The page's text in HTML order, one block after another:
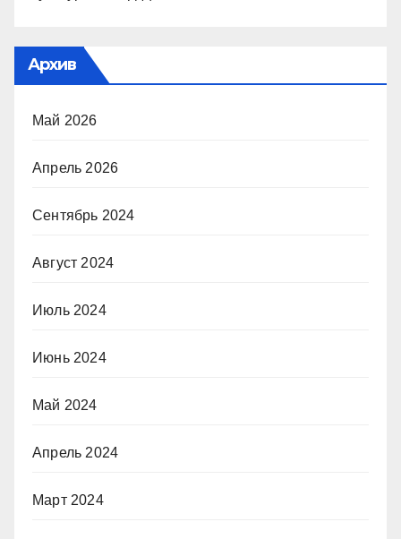
Архив
Май 2026
Апрель 2026
Сентябрь 2024
Август 2024
Июль 2024
Июнь 2024
Май 2024
Апрель 2024
Март 2024